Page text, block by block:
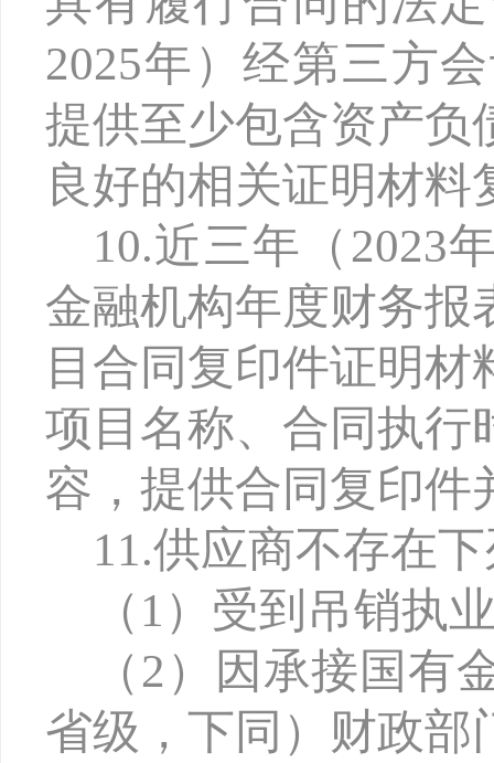
2025年）经第三方
提供至少包含资产负
良好的相关证明材
10.近三年（2023
金融机构年度财务报
目合同复印件证明
项目名称、合同执行
容，提供合同复印件
11.供应商不存在
（ 1）受到吊销执
（ 2）因承接国有
省级，下同）财政部